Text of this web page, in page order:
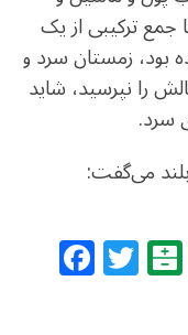
جمع ترکیبی از یک
زمستان سرد و
را نپرسید، شاید
سرد.
می‌گفت:
F
a T
w